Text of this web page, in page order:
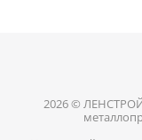
2026 ©